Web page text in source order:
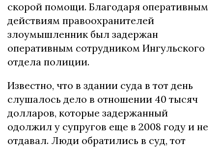
скорой помощи. Благодаря оперативным
действиям правоохранителей
злоумышленник был задержан
оперативным сотрудником Ингульского
отдела полиции.
Известно, что в здании суда в тот день
слушалось дело в отношении 40 тысяч
долларов, которые задержанный
одолжил у супругов еще в 2008 году и не
отдавал. Люди обратились в суд, тот